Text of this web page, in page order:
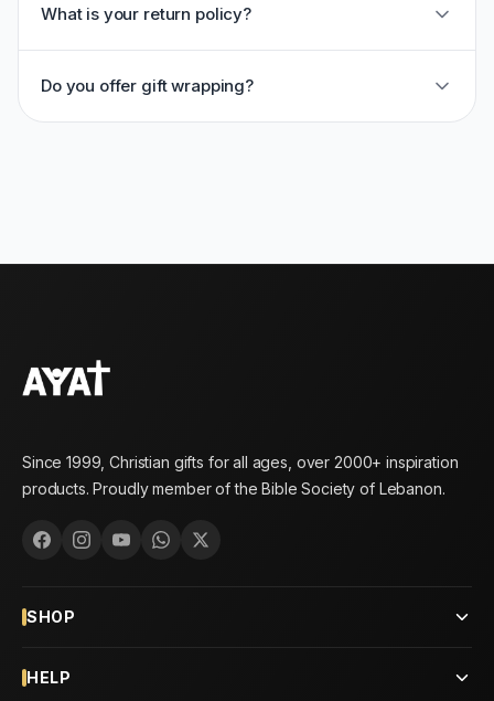
What is your return policy?
Do you offer gift wrapping?
Since 1999, Christian gifts for all ages, over 2000+ inspiration
products. Proudly member of the Bible Society of Lebanon.
SHOP
HELP